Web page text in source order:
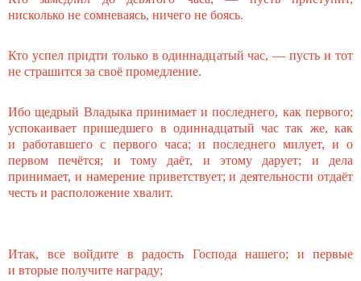
нисколько не сомневаясь, ничего не боясь.
Кто успел придти только в одиннадцатый час, — пусть и тот
не страшится за своё промедление.
Ибо щедрый Владыка принимает и последнего, как первого;
успокаивает пришедшего в одиннадцатый час так же, как
и работавшего с первого часа; и последнего милует, и о
первом печётся; и тому даёт, и этому дарует; и дела
принимает, и намерение приветствует; и деятельности отдаёт
честь и расположение хвалит.
Итак, все войдите в радость Господа нашего; и первые
и вторые получите награду;